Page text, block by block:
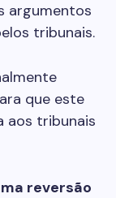
argumentos
tribunais.
que este
aos tribunais
reversão